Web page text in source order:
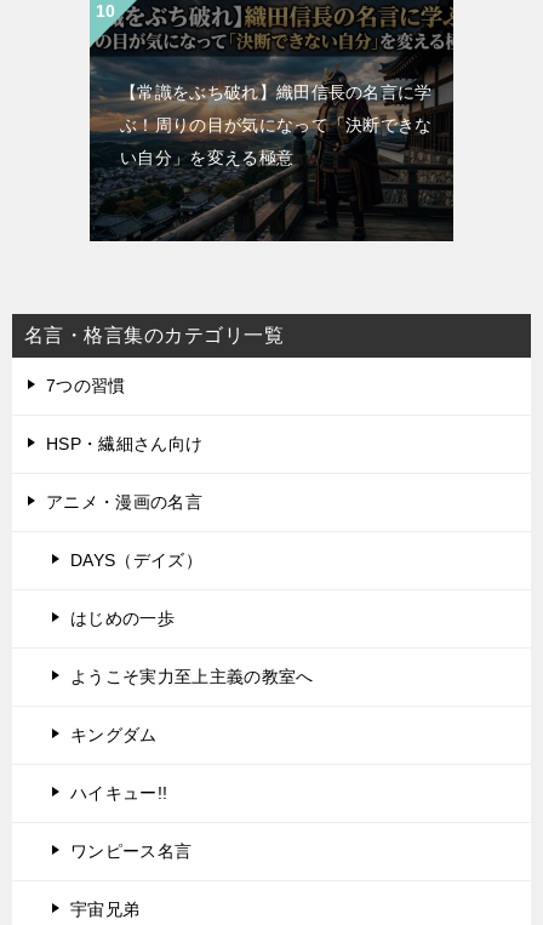
【常識をぶち破れ】織田信長の名言に学
ぶ！周りの目が気になって「決断できな
い自分」を変える極意
名言・格言集のカテゴリ一覧
7つの習慣
HSP・繊細さん向け
アニメ・漫画の名言
DAYS（デイズ）
はじめの一歩
ようこそ実力至上主義の教室へ
キングダム
ハイキュー!!
ワンピース名言
宇宙兄弟